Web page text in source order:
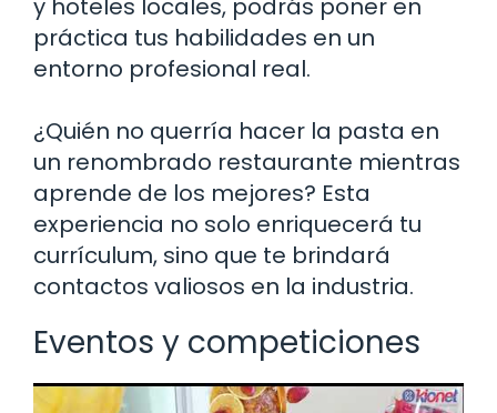
y hoteles locales, podrás poner en
práctica tus habilidades en un
entorno profesional real.
¿Quién no querría hacer la pasta en
un renombrado restaurante mientras
aprende de los mejores? Esta
experiencia no solo enriquecerá tu
currículum, sino que te brindará
contactos valiosos en la industria.
Eventos y competiciones